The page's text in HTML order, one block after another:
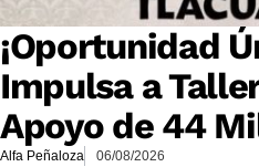
¡Oportunidad
Impulsa a
Apoyo de 44
Alfa Peñaloza 06/08/2026